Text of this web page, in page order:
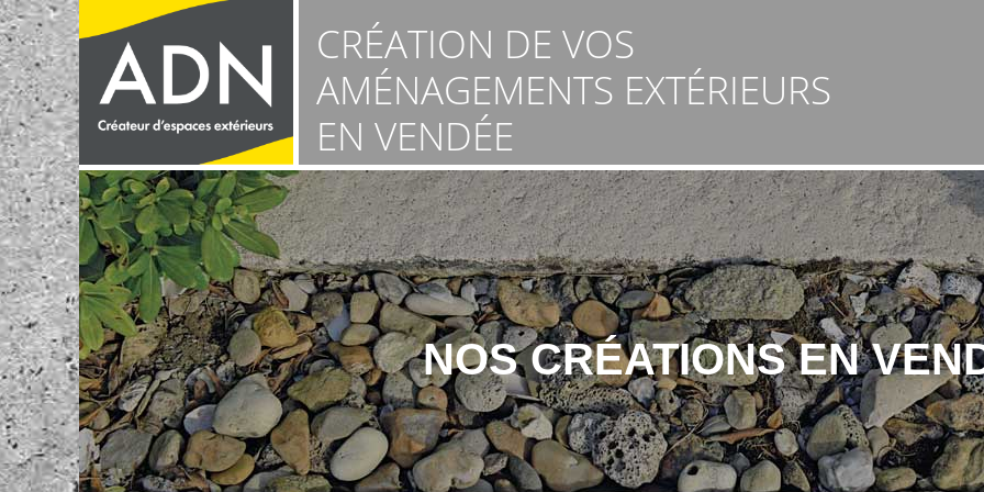
Panneau de gestion des cookies
CRÉATION DE VOS
AMÉNAGEMENTS EXTÉRIEURS
EN VENDÉE
NOS CRÉATIONS EN